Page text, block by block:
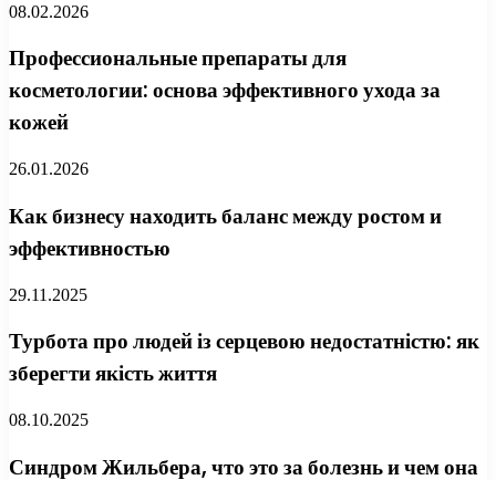
08.02.2026
Профессиональные препараты для
косметологии: основа эффективного ухода за
кожей
26.01.2026
Как бизнесу находить баланс между ростом и
эффективностью
29.11.2025
Турбота про людей із серцевою недостатністю: як
зберегти якість життя
08.10.2025
Синдром Жильбера, что это за болезнь и чем она